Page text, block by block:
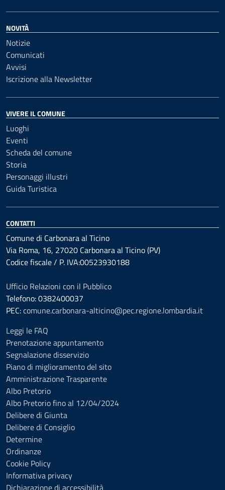
NOVITÀ
Notizie
Comunicati
Avvisi
Iscrizione alla Newsletter
VIVERE IL COMUNE
Luoghi
Eventi
Scheda del comune
Storia
Personaggi illustri
Guida Turistica
CONTATTI
Comune di Carbonara al Ticino
Via Roma, 16, 27020 Carbonara al Ticino (PV)
Codice fiscale / P. IVA:00523930188
Ufficio Relazioni con il Pubblico
Telefono: 0382400037
PEC:comune.carbonara-alticino@pec.regione.lombardia.it
Leggi le FAQ
Prenotazione appuntamento
Segnalazione disservizio
Piano di miglioramento del sito
Amministrazione Trasparente
Albo Pretorio
Albo Pretorio fino al 12/04/2024
Delibere di Giunta
Delibere di Consiglio
Determine
Ordinanze
Cookie Policy
Informativa privacy
Dichiarazione di accessibilità